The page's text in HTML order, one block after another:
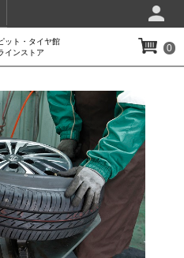
ット・タイヤ館
インストア
0